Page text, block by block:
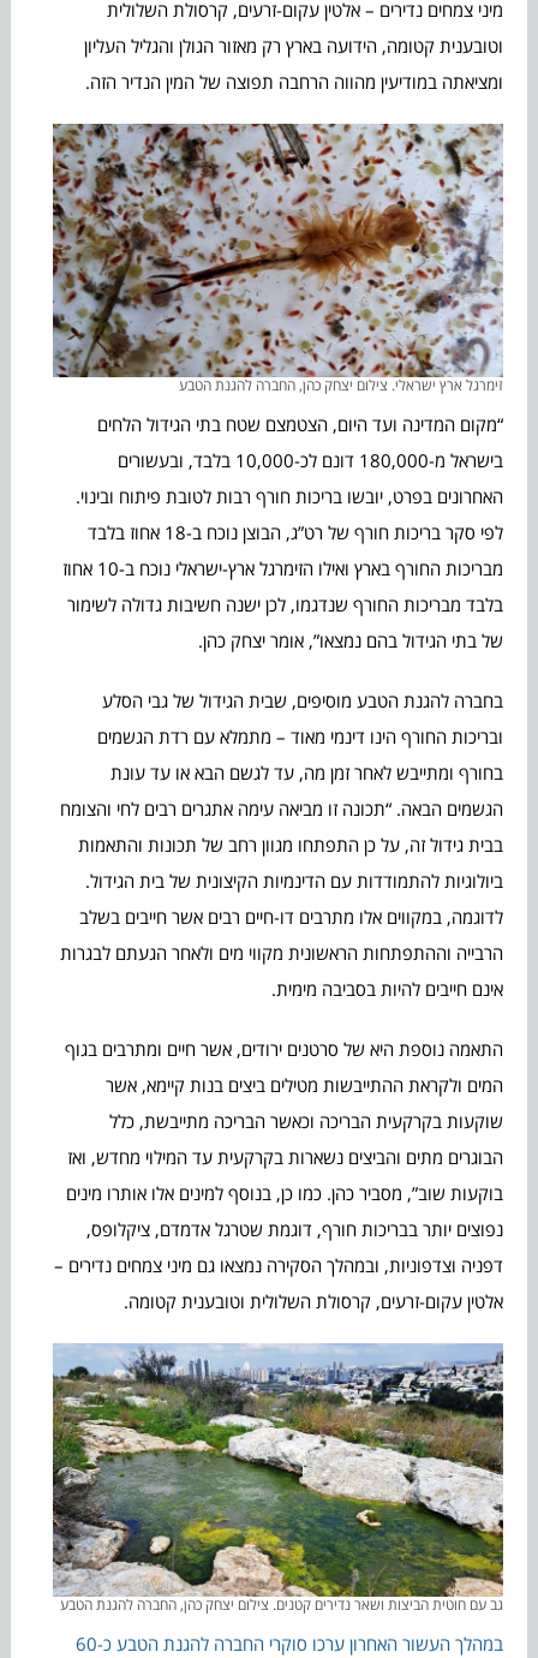
מיני צמחים נדירים – אלטין עקום-זרעים, קרסולת השלולית
וטובענית קטומה, הידועה בארץ רק מאזור הגולן והגליל העליון
ומציאתה במודיעין מהווה הרחבה תפוצה של המין הנדיר הזה.
זימרגל ארץ ישראלי. צילום יצחק כהן, החברה להגנת הטבע
“מקום המדינה ועד היום, הצטמצם שטח בתי הגידול הלחים
בישראל מ-180,000 דונם לכ-10,000 בלבד, ובעשורים
האחרונים בפרט, יובשו בריכות חורף רבות לטובת פיתוח ובינוי.
לפי סקר בריכות חורף של רט”ג, הבוצן נוכח ב-18 אחוז בלבד
מבריכות החורף בארץ ואילו הזימרגל ארץ-ישראלי נוכח ב-10 אחוז
בלבד מבריכות החורף שנדגמו, לכן ישנה חשיבות גדולה לשימור
של בתי הגידול בהם נמצאו”, אומר יצחק כהן.
בחברה להגנת הטבע מוסיפים, שבית הגידול של גבי הסלע
ובריכות החורף הינו דינמי מאוד – מתמלא עם רדת הגשמים
בחורף ומתייבש לאחר זמן מה, עד לגשם הבא או עד עונת
הגשמים הבאה. “תכונה זו מביאה עימה אתגרים רבים לחי והצומח
בבית גידול זה, על כן התפתחו מגוון רחב של תכונות והתאמות
ביולוגיות להתמודדות עם הדינמיות הקיצונית של בית הגידול.
לדוגמה, במקווים אלו מתרבים דו-חיים רבים אשר חייבים בשלב
הרבייה וההתפתחות הראשונית מקווי מים ולאחר הגעתם לבגרות
אינם חייבים להיות בסביבה מימית.
התאמה נוספת היא של סרטנים ירודים, אשר חיים ומתרבים בגוף
המים ולקראת ההתייבשות מטילים ביצים בנות קיימא, אשר
שוקעות בקרקעית הבריכה וכאשר הבריכה מתייבשת, כלל
הבוגרים מתים והביצים נשארות בקרקעית עד המילוי מחדש, ואז
בוקעות שוב”, מסביר כהן. כמו כן, בנוסף למינים אלו אותרו מינים
נפוצים יותר בבריכות חורף, דוגמת שטרגל אדמדם, ציקלופס,
דפניה וצדפוניות, ובמהלך הסקירה נמצאו גם מיני צמחים נדירים –
אלטין עקום-זרעים, קרסולת השלולית וטובענית קטומה.
גב עם חוטית הביצות ושאר נדירים קטנים. צילום יצחק כהן, החברה להגנת הטבע
במהלך העשור האחרון ערכו סוקרי החברה להגנת הטבע כ-60